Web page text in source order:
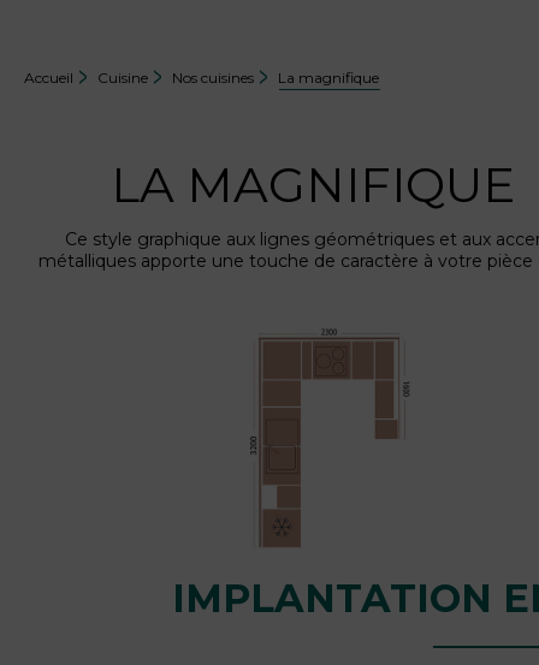
Accueil Cuisine Nos cuisines La magnifique
LA MAGNIFIQUE
Ce style graphique aux lignes géométriques et aux
métalliques apporte une touche de caractère à votre pièce
IMPLANTATION